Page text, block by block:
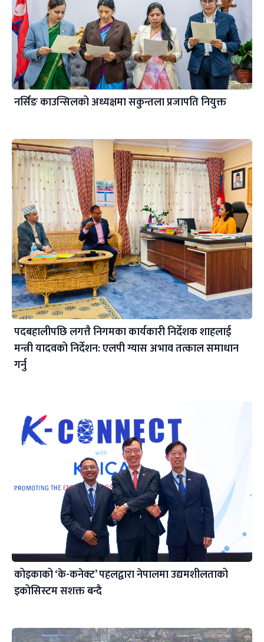
नर्सिङ काउन्सिलको अध्यक्षमा सकुन्तला प्रजापति नियुक्त
पदबहालीपछि लगत्तै निगमका कार्यकारी निर्देशक शाहलाई
मन्त्री यादवको निर्देशन: एलपी ग्यास अभाव तत्काल समाधान
गर्नु
कोइकाको ‘के-कनेक्ट’ पहलद्वारा नेपालमा उद्यमशीलताको
इकोसिस्टम सशक्त बन्दै